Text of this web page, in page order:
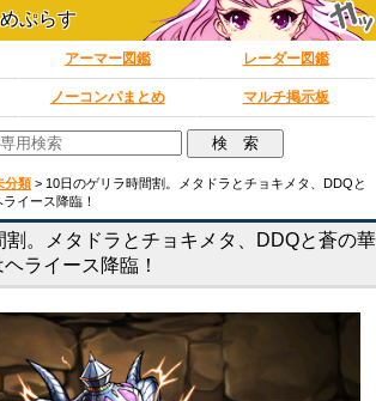
ぷらす
アーマー図鑑 レーダー図鑑
ノーコンパまとめ マルチ掲示板
分類 > 10日のゲリラ時間割。メタドラとチョキメタ、DDQと
イース降臨！
割。メタドラとチョキメタ、DDQと蒼の華
ライース降臨！